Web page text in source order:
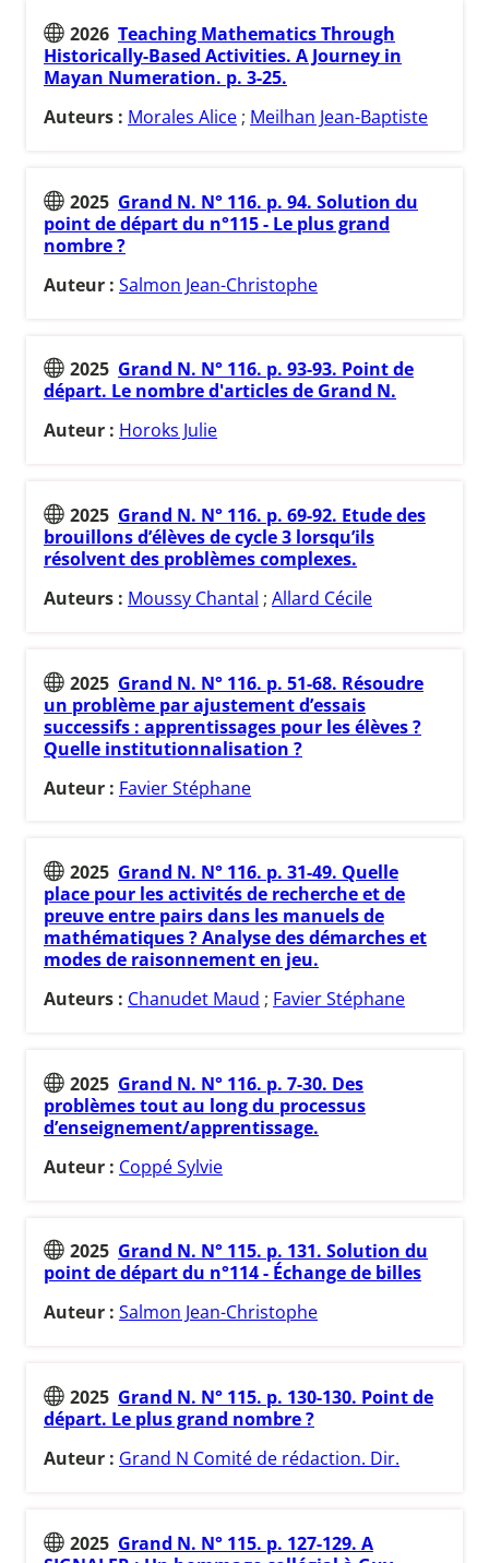
2026 Teaching Mathematics Through
Historically-Based Activities. A Journey in
Mayan Numeration. p. 3-25.
Auteurs : Morales Alice ; Meilhan Jean-Baptiste
2025 Grand N. N° 116. p. 94. Solution du
point de départ du n°115 - Le plus grand
nombre ?
Auteur : Salmon Jean-Christophe
2025 Grand N. N° 116. p. 93-93. Point de
départ. Le nombre d'articles de Grand N.
Auteur : Horoks Julie
2025 Grand N. N° 116. p. 69-92. Etude des
brouillons d’élèves de cycle 3 lorsqu’ils
résolvent des problèmes complexes.
Auteurs : Moussy Chantal ; Allard Cécile
2025 Grand N. N° 116. p. 51-68. Résoudre
un problème par ajustement d’essais
successifs : apprentissages pour les élèves ?
Quelle institutionnalisation ?
Auteur : Favier Stéphane
2025 Grand N. N° 116. p. 31-49. Quelle
place pour les activités de recherche et de
preuve entre pairs dans les manuels de
mathématiques ? Analyse des démarches et
modes de raisonnement en jeu.
Auteurs : Chanudet Maud ; Favier Stéphane
2025 Grand N. N° 116. p. 7-30. Des
problèmes tout au long du processus
d’enseignement/apprentissage.
Auteur : Coppé Sylvie
2025 Grand N. N° 115. p. 131. Solution du
point de départ du n°114 - Échange de billes
Auteur : Salmon Jean-Christophe
2025 Grand N. N° 115. p. 130-130. Point de
départ. Le plus grand nombre ?
Auteur : Grand N Comité de rédaction. Dir.
2025 Grand N. N° 115. p. 127-129. A